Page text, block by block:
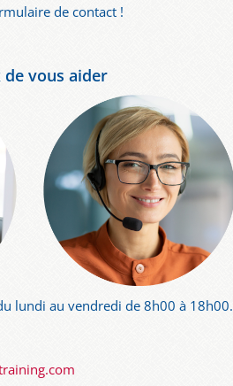
de contact !
vous aider
lundi au vendredi de 8h00 à 18h00.